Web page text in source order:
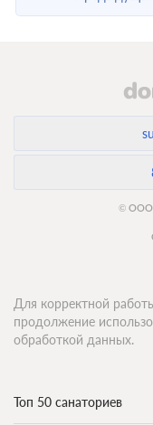
© ООО
Топ 50 санаториев
Для корректной
продолжение
обработкой данных.